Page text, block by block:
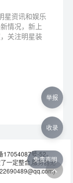
星资讯和娱乐
情况，新上
关注明星装
17054087号-52。
一定整合,服务器无
免责声明
举报
收录